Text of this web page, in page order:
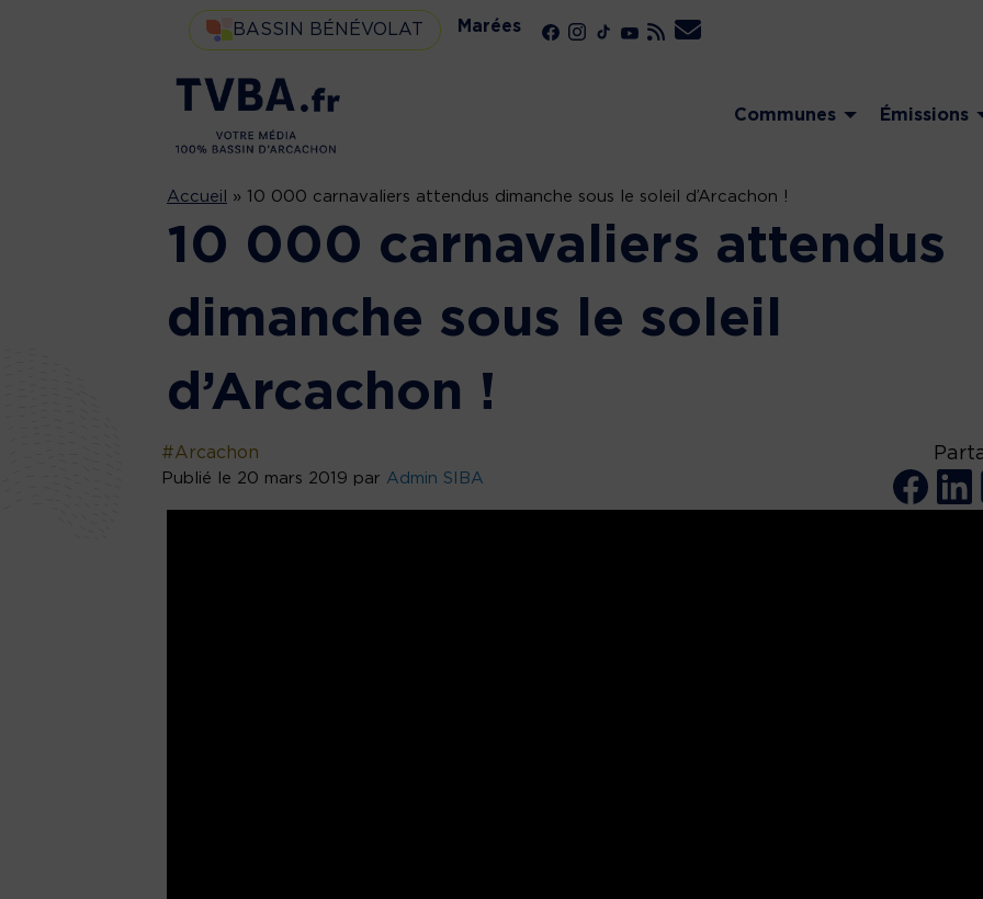
BASSIN BÉNÉVOLAT Marées
Communes Émissions
Accueil » 10 000 carnavaliers attendus dimanche sous le soleil d’Arcachon !
10 000 carnavaliers attendus
dimanche sous le soleil
d’Arcachon !
#Arcachon
Publié le 20 mars 2019 par Admin SIBA